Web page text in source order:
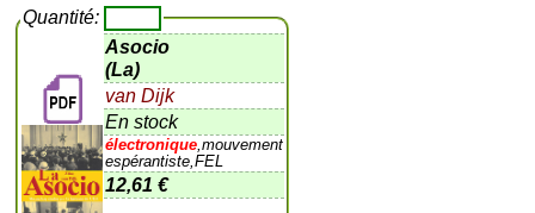
Quantité:
Asocio
(La)
van Dijk
En stock
électronique ,mouvement
espérantiste,FEL
12,61 €